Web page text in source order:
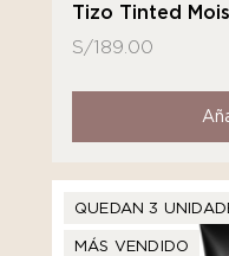
Tizo Tinted
S/189.00
QUEDAN 3
MÁS VENDIDO